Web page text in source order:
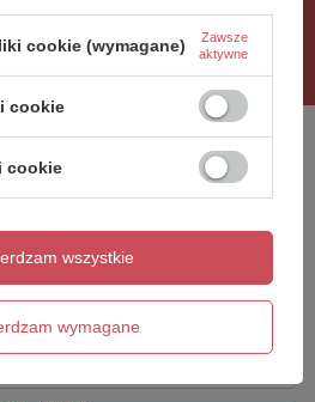
cookie (wymagane)
Zawsze
aktywne
cookie
cookie
wymagane
wszystkie